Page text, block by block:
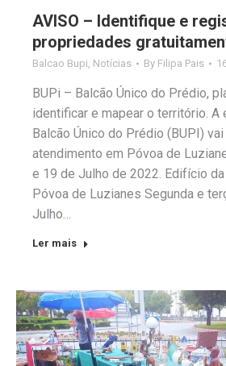
AVISO – Identifique e
propriedades
Balcao Bupi, Notícias By Filipa Pais
BUPi – Balcão Único do Prédio,
identificar e mapear o território. A
Balcão Único do Prédio (BUPI)
atendimento em Póvoa de
e 19 de Julho de 2022. Edifício
Póvoa de Luzianes Segunda e
Julho…
Ler mais